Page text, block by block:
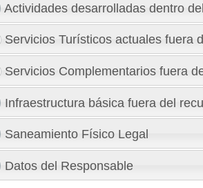
Actividades desarrolladas dentro
Servicios Turísticos actuales fuera
Servicios Complementarios fuera
Infraestructura básica fuera del
Saneamiento Físico Legal
Datos del Responsable